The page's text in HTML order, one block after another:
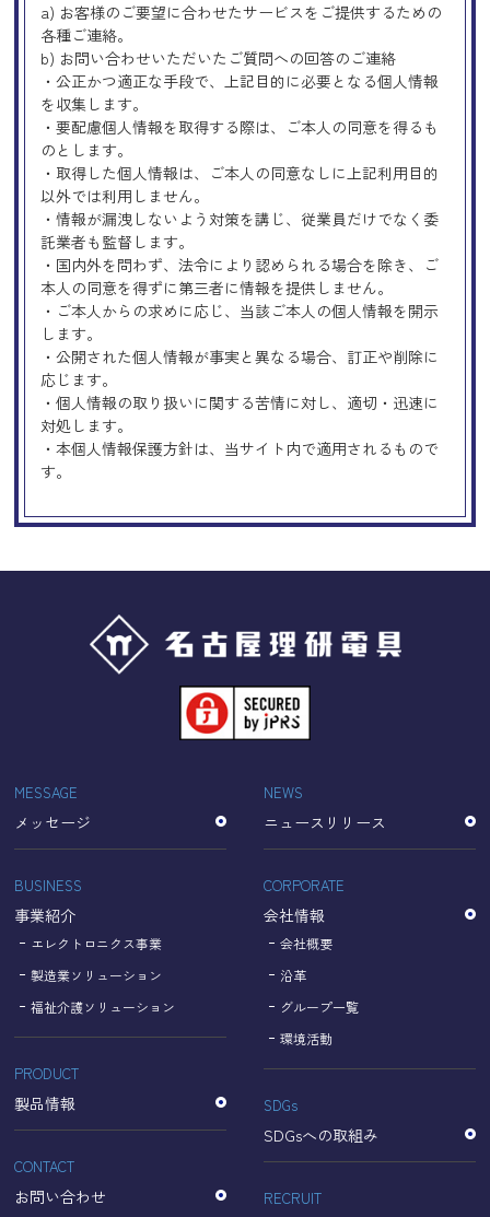
a) お客様のご要望に合わせたサービスをご提供するための
各種ご連絡。
b) お問い合わせいただいたご質問への回答のご連絡
・公正かつ適正な手段で、上記目的に必要となる個人情報
を収集します。
・要配慮個人情報を取得する際は、ご本人の同意を得るも
のとします。
・取得した個人情報は、ご本人の同意なしに上記利用目的
以外では利用しません。
・情報が漏洩しないよう対策を講じ、従業員だけでなく委
託業者も監督します。
・国内外を問わず、法令により認められる場合を除き、ご
本人の同意を得ずに第三者に情報を提供しません。
・ご本人からの求めに応じ、当該ご本人の個人情報を開示
します。
・公開された個人情報が事実と異なる場合、訂正や削除に
応じます。
・個人情報の取り扱いに関する苦情に対し、適切・迅速に
対処します。
・本個人情報保護方針は、当サイト内で適用されるもので
す。
Googleアナリティクスの使用につい
当サイトでは、より良いサービスの提供、またユーザビリ
ティの向上のため、Googleアナリティクスを使用し、当サ
イトの利用状況などのデータ収集及び解析を行っておりま
す。その際、「Cookie」を通じて、Googleがお客様のIPア
ドレスなどの情報を収集する場合がありますが、
「Cookie」で収集される情報は個人を特定できるものでは
収集されたデータはGoogleのプライバシーポリシーにおい
て管理されます。
なお、当サイトのご利用をもって、上述の方法・目的にお
いてGoogle及び当サイトが行うデータ処理に関し、お客様
【Googleのプライバシーポリシー】
https://policies.google.com/privacy?hl=ja
https://policies.google.com/technologies/partner-sites?
hl=ja
個人情報に関するお問い合わせ窓口
名古屋理研電具株式会社
TEL：052-833-1248
MESSAGE
メッセージ
BUSINESS
事業紹介
エレクトロニクス事業
製造業ソリューション
福祉介護ソリューション
PRODUCT
製品情報
CONTACT
お問い合わせ
NEWS
ニュースリリース
CORPORATE
会社情報
会社概要
沿革
グループ一覧
環境活動
SDGs
SDGsへの取組み
RECRUIT